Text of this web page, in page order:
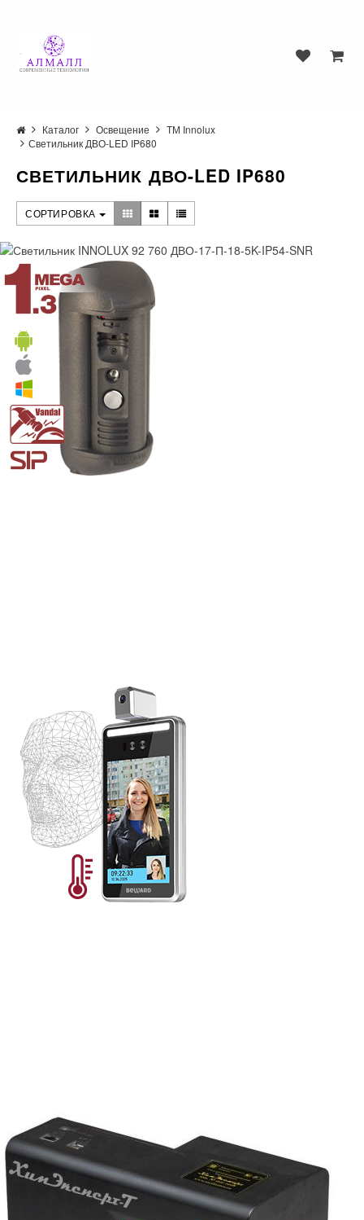
Каталог Освещение
ТМ Innolux
Светильник ДВО-LED IP680
СВЕТИЛЬНИК ДВО-LED IP680
СОРТИРОВКА